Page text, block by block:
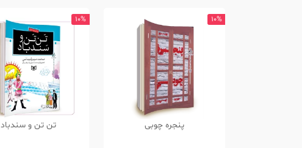
10%
پنجره چوبی
10%
تن تن و سندباد